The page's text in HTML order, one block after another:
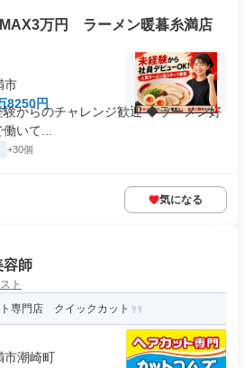
万円 ラーメン暖暮糸満店
市
8250円
からのチャレンジ歓迎 ◆ラーメン好
いて...
+30個
気になる
容師
ト
専門店 クイックカット
市潮崎町